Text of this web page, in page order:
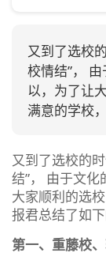
又到了选校
校情结”，
以，为了让
满意的学校
又到了选校的
结”， 由于文
大家顺利的选
报君总结了如下
第一、重藤校